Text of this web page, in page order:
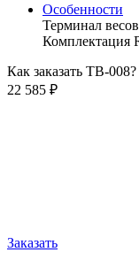
Особенности
Терминал
Комплектация
Как заказать ТВ-008?
22 585 ₽
Заказать